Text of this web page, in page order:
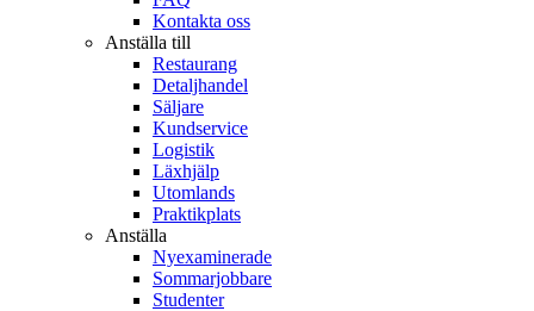
Kontakta oss
Anställa till
Restaurang
Detaljhandel
Säljare
Kundservice
Logistik
Läxhjälp
Utomlands
Praktikplats
Anställa
Nyexaminerade
Sommarjobbare
Studenter